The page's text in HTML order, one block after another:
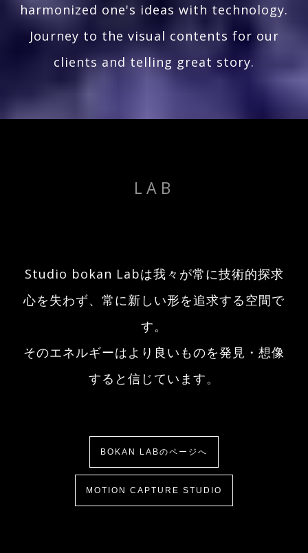
harmonized one's ideas with technology.
Journey to the visual contents for our
clients and telling great story.
LAB
Studio bokan Labは我々が常に技術的探求
心を失わず、常に新しい形を追求する空間で
す。
そのエネルギーはより良いものを発見・想像
すると信じています。
BOKAN LABのページへ
MOTION CAPTURE STUDIO